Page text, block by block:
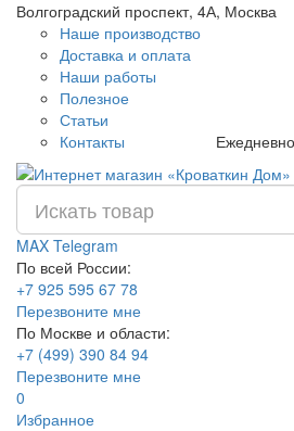
Волгоградский проспект, 4А, Москва
Наше производство
Доставка и оплата
Наши работы
Полезное
Статьи
Контакты
MAX Telegram
По всей России:
+7 925 595 67 78
Перезвоните мне
По Москве и области:
+7 (499) 390 84 94
Перезвоните мне
0
Избранное